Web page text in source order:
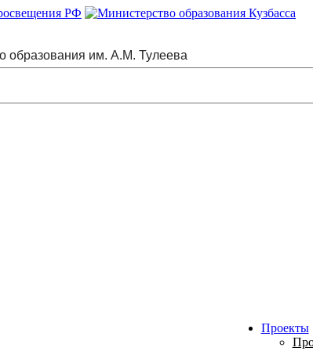
образования им. А.М. Тулеева
Проекты